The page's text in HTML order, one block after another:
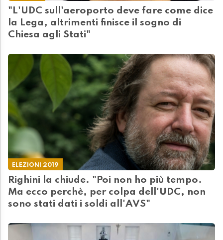
"L'UDC sull'aeroporto deve fare come dice
la Lega, altrimenti finisce il sogno di
Chiesa agli Stati"
ELEZIONI 2019
Righini la chiude. "Poi non ho più tempo.
Ma ecco perchè, per colpa dell'UDC, non
sono stati dati i soldi all'AVS"